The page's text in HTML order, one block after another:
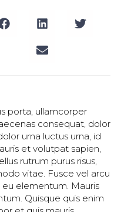
porta, ullamcorper
consequat, dolor
urna luctus urna, id
et volutpat sapien,
rutrum purus risus,
vitae. Fusce vel arcu
elementum. Mauris
Quisque quis enim